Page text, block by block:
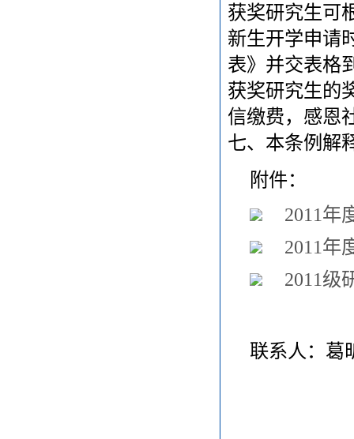
获奖研究生可
新生开学申请
表》并交表格
获奖研究生的
信缴费，感恩
七、本条例解
附件：
2011年
2011年
2011级
联系人：葛